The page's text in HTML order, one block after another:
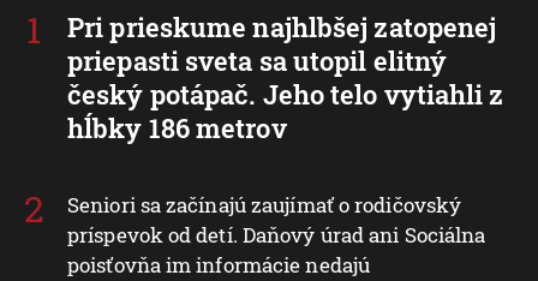
Pri prieskume najhlbšej zatopenej
priepasti sveta sa utopil elitný
český potápač. Jeho telo vytiahli z
hĺbky 186 metrov
Seniori sa začínajú zaujímať o rodičovský
príspevok od detí. Daňový úrad ani Sociálna
poisťovňa im informácie nedajú